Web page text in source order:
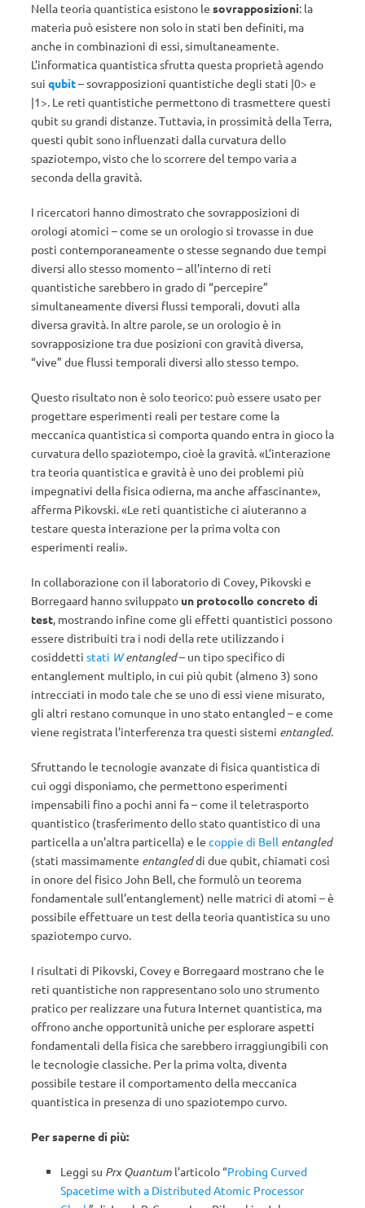
Nella teoria quantistica esistono le sovrapposizioni: la
materia può esistere non solo in stati ben definiti, ma
anche in combinazioni di essi, simultaneamente.
L’informatica quantistica sfrutta questa proprietà agendo
sui qubit– sovrapposizioni quantistiche degli stati |0> e
|1>. Le reti quantistiche permettono di trasmettere questi
qubit su grandi distanze. Tuttavia, in prossimità della Terra,
questi qubit sono influenzati dalla curvatura dello
spaziotempo, visto che lo scorrere del tempo varia a
seconda della gravità.
I ricercatori hanno dimostrato che sovrapposizioni di
orologi atomici – come se un orologio si trovasse in due
posti contemporaneamente o stesse segnando due tempi
diversi allo stesso momento – all’interno di reti
quantistiche sarebbero in grado di “percepire”
simultaneamente diversi flussi temporali, dovuti alla
diversa gravità. In altre parole, se un orologio è in
sovrapposizione tra due posizioni con gravità diversa,
“vive” due flussi temporali diversi allo stesso tempo.
Questo risultato non è solo teorico: può essere usato per
progettare esperimenti reali per testare come la
meccanica quantistica si comporta quando entra in gioco la
curvatura dello spaziotempo, cioè la gravità. «L’interazione
tra teoria quantistica e gravità è uno dei problemi più
impegnativi della fisica odierna, ma anche affascinante»,
afferma Pikovski. «Le reti quantistiche ci aiuteranno a
testare questa interazione per la prima volta con
esperimenti reali».
In collaborazione con il laboratorio di Covey, Pikovski e
Borregaard hanno sviluppato un protocollo concreto di
test, mostrando infine come gli effetti quantistici possono
essere distribuiti tra i nodi della rete utilizzando i
cosiddetti stati W entangled– un tipo specifico di
entanglement multiplo, in cui più qubit (almeno 3) sono
intrecciati in modo tale che se uno di essi viene misurato,
gli altri restano comunque in uno stato entangled – e come
viene registrata l’interferenza tra questi sistemi entangled.
Sfruttando le tecnologie avanzate di fisica quantistica di
cui oggi disponiamo, che permettono esperimenti
impensabili fino a pochi anni fa – come il teletrasporto
quantistico (trasferimento dello stato quantistico di una
particella a un’altra particella) e le coppie di Bell entangled
(stati massimamente entangleddi due qubit, chiamati così
in onore del fisico John Bell, che formulò un teorema
fondamentale sull’entanglement) nelle matrici di atomi – è
possibile effettuare un test della teoria quantistica su uno
spaziotempo curvo.
I risultati di Pikovski, Covey e Borregaard mostrano che le
reti quantistiche non rappresentano solo uno strumento
pratico per realizzare una futura Internet quantistica, ma
offrono anche opportunità uniche per esplorare aspetti
fondamentali della fisica che sarebbero irraggiungibili con
le tecnologie classiche. Per la prima volta, diventa
possibile testare il comportamento della meccanica
quantistica in presenza di uno spaziotempo curvo.
Per saperne di più:
Leggi su Prx Quantum l’articolo “Probing Curved
Spacetime with a Distributed Atomic Processor